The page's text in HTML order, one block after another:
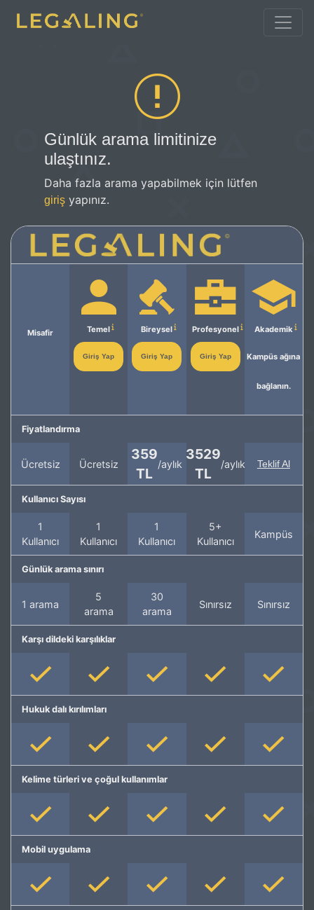
Günlük arama limitinize
ulaştınız.
Daha fazla arama yapabilmek için lütfen
giriş yapınız.
Misafir Temel
Giriş Yap
Bireysel
Giriş Yap
Profesyonel
Giriş Yap
Akademik
Kampüs ağına
bağlanın.
Fiyatlandırma
Ücretsiz Ücretsiz
359
TL
/aylık
3529
TL
/aylık Teklif Al
Kullanıcı Sayısı
1
Kullanıcı
1
Kullanıcı
1
Kullanıcı
5+
Kullanıcı
Kampüs
Günlük arama sınırı
1 arama
5
arama
30
arama
Sınırsız Sınırsız
Karşı dildeki karşılıklar
Hukuk dalı kırılımları
Kelime türleri ve çoğul kullanımlar
Mobil uygulama